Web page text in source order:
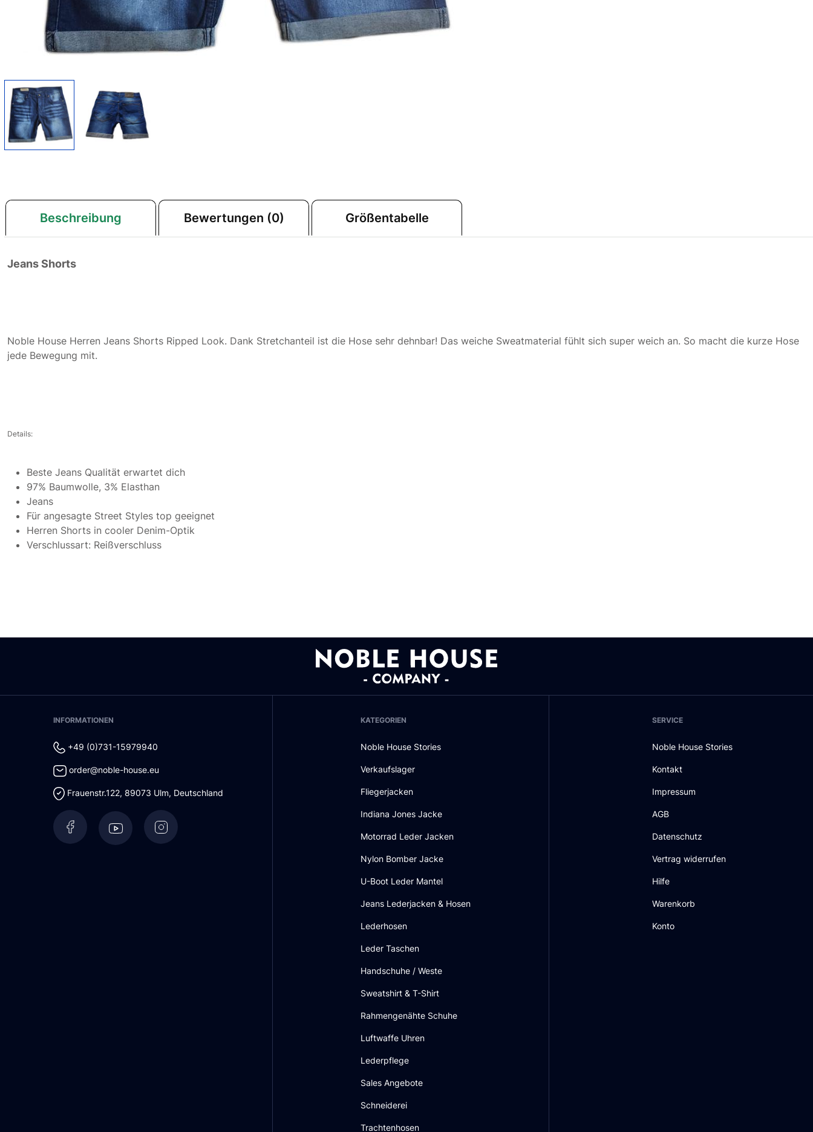
Beschreibung Bewertungen (0) Größentabelle
Jeans Shorts
Noble House Herren Jeans Shorts Ripped Look. Dank Stretchanteil ist die Hose sehr dehnbar! Das weiche Sweatmaterial fühlt sich super weich an. So macht die kurze Hose
jede Bewegung mit.
Details:
Beste Jeans Qualität erwartet dich
97% Baumwolle, 3% Elasthan
Jeans
Für angesagte Street Styles top geeignet
Herren Shorts in cooler Denim-Optik
Verschlussart: Reißverschluss
INFORMATIONEN
+49 (0)731-15979940
order@noble-house.eu
Frauenstr.122, 89073 Ulm, Deutschland
KATEGORIEN
Noble House Stories
Verkaufslager
Fliegerjacken
Indiana Jones Jacke
Motorrad Leder Jacken
Nylon Bomber Jacke
U-Boot Leder Mantel
Jeans Lederjacken & Hosen
Lederhosen
Leder Taschen
Handschuhe / Weste
Sweatshirt & T-Shirt
Rahmengenähte Schuhe
Luftwaffe Uhren
Lederpflege
Sales Angebote
Schneiderei
Trachtenhosen
SERVICE
Noble House Stories
Kontakt
Impressum
AGB
Datenschutz
Vertrag widerrufen
Hilfe
Warenkorb
Konto